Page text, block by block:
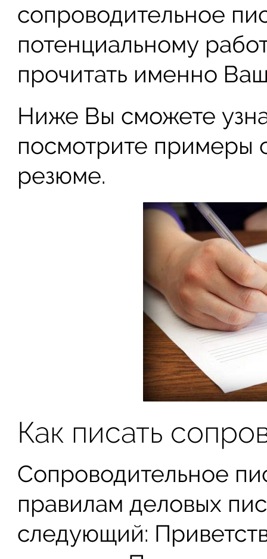
сопроводительное
потенциальному
прочитать именно
Ниже Вы сможете
посмотрите примеры
резюме.
Как писать
Сопроводительное
правилам деловых
следующий: